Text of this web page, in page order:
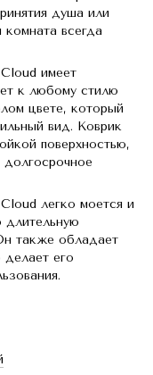
душа или
всегда
имеет
к любому стилю
цвете, который
вид. Коврик
поверхностью,
долгосрочное
легко моется и
длительную
также обладает
делает его